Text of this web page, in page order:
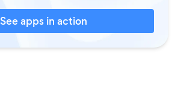
See apps in action